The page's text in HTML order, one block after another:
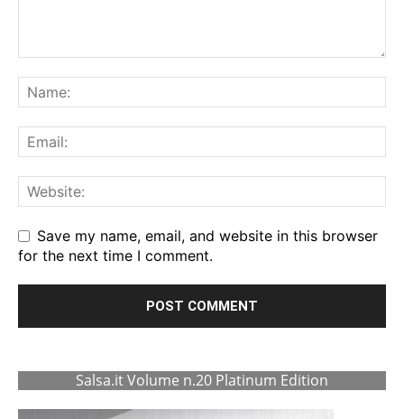
Save my name, email, and website in this browser
for the next time I comment.
Salsa.it Volume n.20 Platinum Edition